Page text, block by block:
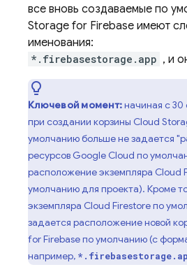
все вновь создаваемые по
Storage for Firebase имеют
именования:
*.firebasestorage.app , и
Ключевой момент:начиная с30
при создании корзины Cloud
умолчанию больше не задается
ресурсов Google Cloud по
расположение экземпляра Cloud
умолчанию для проекта). Кроме
экземпляра Cloud Firestoreпо
задается расположение новой
for Firebase по умолчанию (с
например,